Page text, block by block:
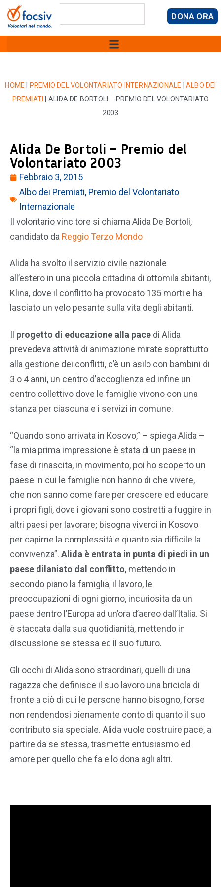
DONA ORA
HOME PREMIO DEL VOLONTARIATO INTERNAZIONALE |ALBO DEI
PREMIATI
ALIDA DE BORTOLI – PREMIO DEL VOLONTARIATO
2003
Alida De Bortoli – Premio del
Volontariato 2003
Febbraio 3, 2015
Albo dei Premiati, Premio del Volontariato
Internazionale
Il volontario vincitore si chiama Alida De Bortoli,
candidato da Reggio Terzo Mondo
Alida ha svolto il servizio civile nazionale
all’estero in una piccola cittadina di ottomila abitanti,
Klina, dove il conflitto ha provocato 135 morti e ha
lasciato un velo pesante sulla vita degli abitanti.
Il progetto di educazione alla pace di Alida
prevedeva attività di animazione mirate soprattutto
alla gestione dei conflitti, c’è un asilo con bambini di
3 o 4 anni, un centro d’accoglienza ed infine un
centro collettivo dove le famiglie vivono con una
stanza per ciascuna e i servizi in comune.
“Quando sono arrivata in Kosovo,” – spiega Alida –
“la mia prima impressione è stata di un paese in
fase di rinascita, in movimento, poi ho scoperto un
paese in cui le famiglie non hanno di che vivere,
che non sanno come fare per crescere ed educare
i propri figli, dove i giovani sono costretti a fuggire in
altri paesi per lavorare; bisogna viverci in Kosovo
per capirne la complessità e quanto sia difficile la
convivenza”. Alida è entrata in punta di piedi in un
paese dilaniato dal conflitto, mettendo in
secondo piano la famiglia, il lavoro, le
preoccupazioni di ogni giorno, incuriosita da un
paese dentro l’Europa ad un’ora d’aereo dall’Italia. Si
è staccata dalla sua quotidianità, mettendo in
discussione se stessa ed il suo futuro.
Gli occhi di Alida sono straordinari, quelli di una
ragazza che definisce il suo lavoro una briciola di
fronte a ciò di cui le persone hanno bisogno, forse
non rendendosi pienamente conto di quanto il suo
contributo sia speciale. Alida vuole costruire pace, a
partire da se stessa, trasmette entusiasmo ed
amore per quello che fa e lo dona agli altri.